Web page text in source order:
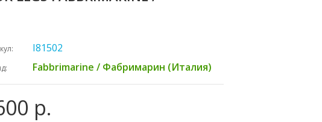
I81502
Fabbrimarine / Фабримарин (Италия)
р.